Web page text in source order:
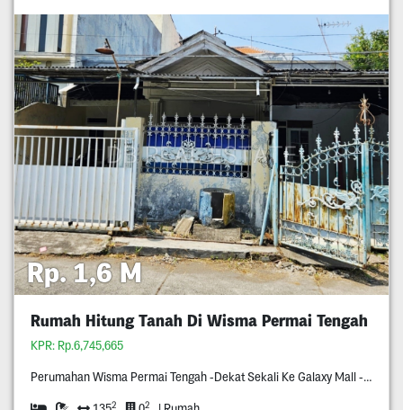
Rp. 1,6 M
Rumah Hitung Tanah Di Wisma Permai Tengah
KPR: Rp.6,745,665
Perumahan Wisma Permai Tengah -Dekat Sekali Ke Galaxy Mall -Dekat Kampus C Unair -Surat Shm -Row Jalan Dua Setengah Mobil -Hadap Utara
2 2